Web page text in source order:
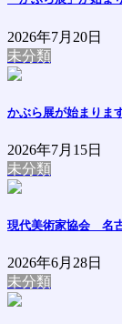
2026年7月20日
未分類
かぶら展が始まりま
2026年7月15日
未分類
現代美術家協会 名
2026年6月28日
未分類